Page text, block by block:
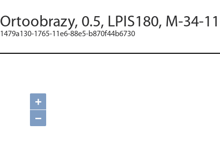
Ortoobrazy, 0.5, LPIS180, M-34-
1479a130-1765-11e6-88e5-b870f44b6730
+
−